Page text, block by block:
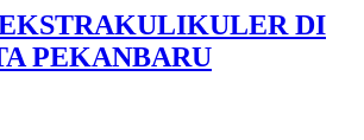
DI
PEKANBARU